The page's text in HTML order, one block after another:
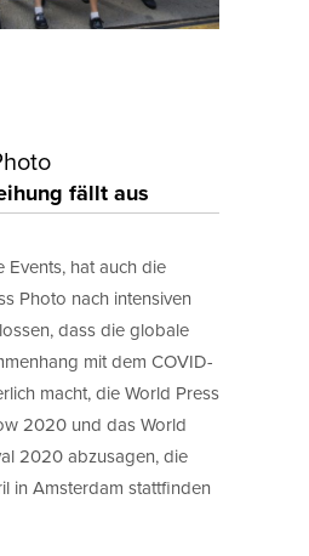
fällt aus
Events, hat auch die
Photo nach intensiven
dass die globale
mit dem COVID-
macht, die World Press
2020 und das World
2020 abzusagen, die
in Amsterdam stattfinden